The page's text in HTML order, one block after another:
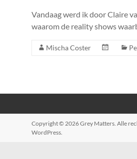
Vandaag werd ik door Claire
waarom de reality shows
Mischa Coster
Copyright © 2026Grey Matters. Alle
WordPress.